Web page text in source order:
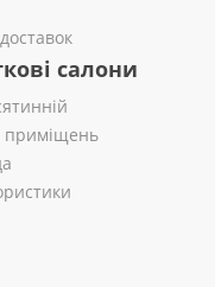
салони